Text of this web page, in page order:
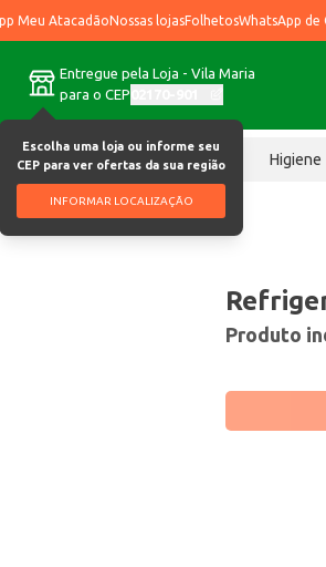
Meu AtacadãoNossas lojasFolhetosWhatsApp de
Entregue pela Loja - Vila Maria
para o CEP
Escolha uma loja ou informe seu
CEP para ver ofertas da sua região
INFORMAR LOCALIZAÇÃO
Chocolates Higiene
Guaraná 350ml
Produto